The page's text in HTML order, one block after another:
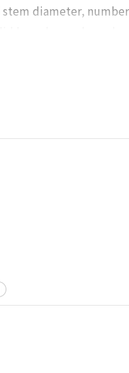
diameter,
and weight of 1, 000